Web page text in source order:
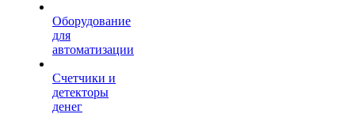
Оборудование
для
автоматизации
Счетчики и
детекторы
денег